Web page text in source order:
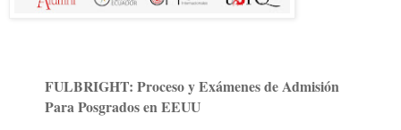
FULBRIGHT: Proceso y Exámenes de Admisión
Para Posgrados en EEUU